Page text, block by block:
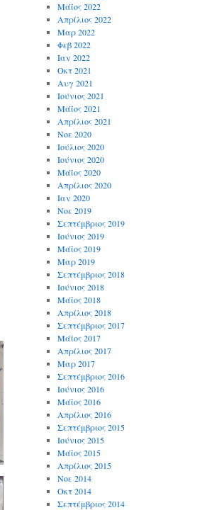
Μάϊος 2022
Απρίλιος 2022
Μαρ 2022
Φεβ 2022
Ιαν 2022
Οκτ 2021
Αυγ 2021
Ιούνιος 2021
Μάϊος 2021
Απρίλιος 2021
Νοε 2020
Ιούλιος 2020
Ιούνιος 2020
Μάϊος 2020
Απρίλιος 2020
Ιαν 2020
Νοε 2019
Σεπτέμβριος 2019
Ιούνιος 2019
Μάϊος 2019
Μαρ 2019
Σεπτέμβριος 2018
Ιούνιος 2018
Μάϊος 2018
Απρίλιος 2018
Σεπτέμβριος 2017
Μάϊος 2017
Απρίλιος 2017
Μαρ 2017
Σεπτέμβριος 2016
Ιούνιος 2016
Μάϊος 2016
Απρίλιος 2016
Σεπτέμβριος 2015
Ιούνιος 2015
Μάϊος 2015
Απρίλιος 2015
Νοε 2014
Οκτ 2014
Σεπτέμβριος 2014